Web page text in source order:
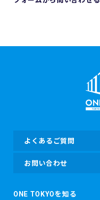
よくあるご質問
お問い合わせ
ONE TOKYOを知る